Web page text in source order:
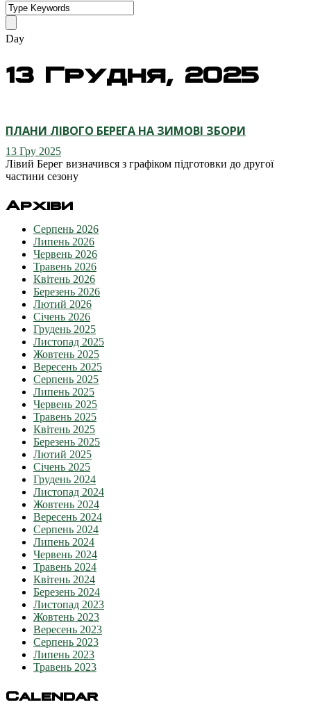
Day
13 Грудня, 2025
ПЛАНИ ЛІВОГО БЕРЕГА НА ЗИМОВІ ЗБОРИ
13 Гру 2025
Лівий Берег визначився з графіком підготовки до другої
частини сезону
Архіви
Серпень 2026
Липень 2026
Червень 2026
Травень 2026
Квітень 2026
Березень 2026
Лютий 2026
Січень 2026
Грудень 2025
Листопад 2025
Жовтень 2025
Вересень 2025
Серпень 2025
Липень 2025
Червень 2025
Травень 2025
Квітень 2025
Березень 2025
Лютий 2025
Січень 2025
Грудень 2024
Листопад 2024
Жовтень 2024
Вересень 2024
Серпень 2024
Липень 2024
Червень 2024
Травень 2024
Квітень 2024
Березень 2024
Листопад 2023
Жовтень 2023
Вересень 2023
Серпень 2023
Липень 2023
Травень 2023
Calendar